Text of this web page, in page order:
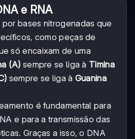
e RNA
bases nitrogenadas que
como peças de
só encaixam de uma
(A) sempre se liga à Timina
sempre se liga à Guanina
é fundamental para
e para a transmissão das
Graças a isso, o DNA